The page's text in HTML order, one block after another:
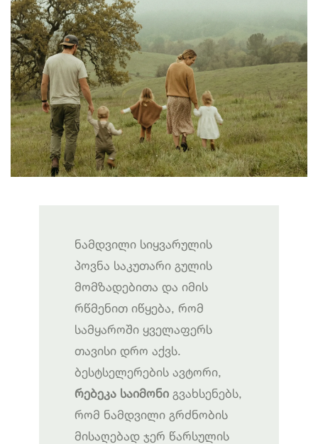
ნამდვილი სიყვარულის
პოვნა საკუთარი გულის
მომზადებითა და იმის
რწმენით იწყება, რომ
სამყაროში ყველაფერს
თავისი დრო აქვს.
ბესტსელერების ავტორი,
რებეკა საიმონი გვახსენებს,
რომ ნამდვილი გრძნობის
მისაღებად ჯერ წარსულის